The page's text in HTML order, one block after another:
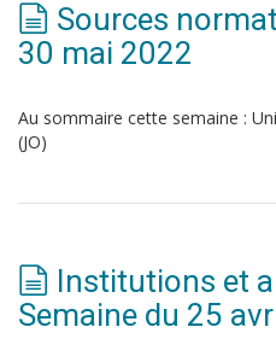
Sources
30 mai 2022
Au sommaire cette semaine :
(JO)
Institutions et
Semaine du 25